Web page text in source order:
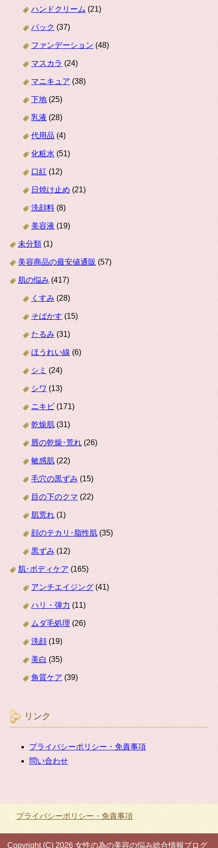
ハンドクリーム (21)
パック (37)
ファンデーション (48)
マスカラ (24)
マニキュア (38)
下地 (25)
乳液 (28)
代用品 (4)
化粧水 (51)
口紅 (12)
日焼け止め (21)
洗顔料 (8)
美容液 (19)
未分類 (1)
美容商品の最安値通販 (57)
肌の悩み (417)
くすみ (28)
そばかす (15)
たるみ (31)
ほうれい線 (6)
シミ (24)
シワ (13)
ニキビ (171)
乾燥肌 (31)
唇の乾燥･荒れ (26)
敏感肌 (22)
毛穴の黒ずみ (15)
目の下のクマ (22)
肌荒れ (1)
顔のテカリ･脂性肌 (35)
黒ずみ (12)
肌･ボディケア (165)
アンチエイジング (41)
ハリ・弾力 (11)
ムダ毛処理 (26)
洗顔 (19)
美白 (35)
角質ケア (39)
リンク
プライバシーポリシー・免責事項
問い合わせ
プライバシーポリシー・免責事項
Copyright (C) 2026 女性の為の美容の悩み総合情報ブログ